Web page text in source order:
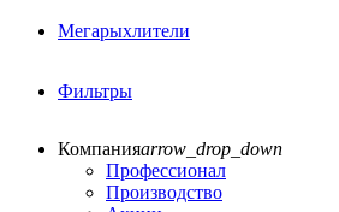
Оси, пальцы, втулки
Komatsu
Мегарыхлители
Фильтры
Компанияarrow_drop_down
Профессионал
Производство